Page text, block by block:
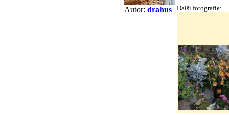
Autor: drahus Další fotografie: